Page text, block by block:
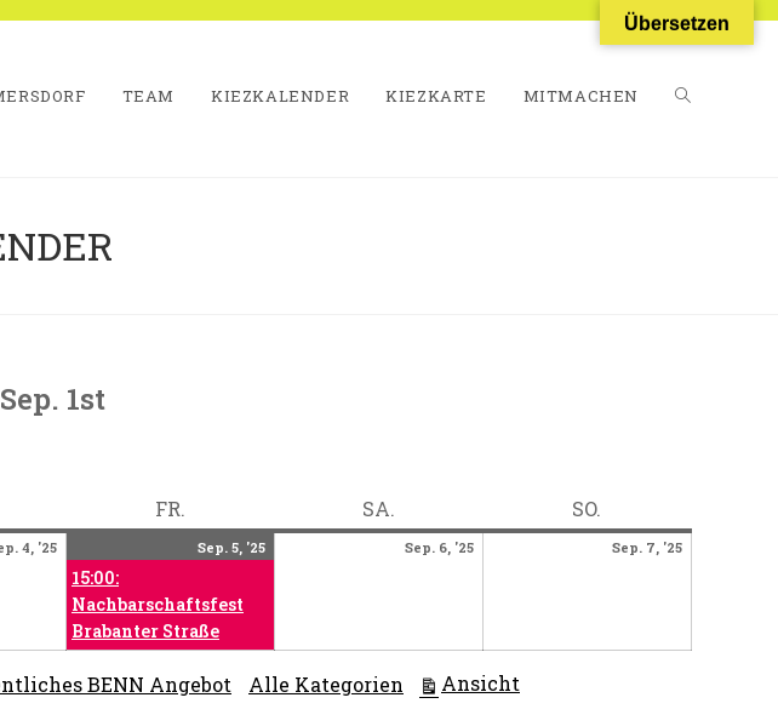
TEAM KIEZKALENDER KIEZKARTE MITMACHEN WEBSITE-
1st
FR. SA. SO.
4, '25September
2025
Sep. 5, '25September
(1
15:00:
Nachbarschaftsfest
Brabanter Straße
Sep. 6, '25September
Sep. 7, '25September
BENN Angebot Alle Kategorien Ansicht
Übersetzen